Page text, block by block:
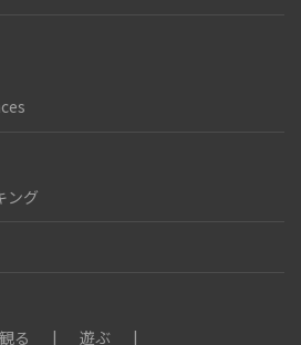
ング
観る
遊ぶ